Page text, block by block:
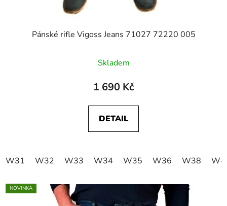
Pánské rifle Vigoss Jeans 71027 72220 005
Skladem
1 690 Kč
DETAIL
W31 W32 W33 W34 W35 W36 W38
NOVINKA